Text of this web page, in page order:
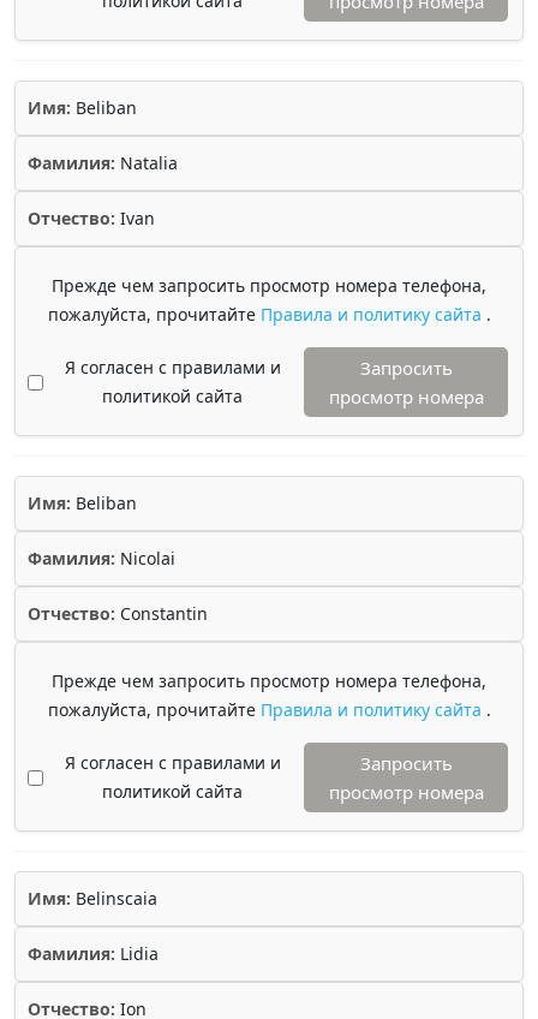
Имя: Beliban
Фамилия: Natalia
Отчество: Ivan
Прежде чем запросить просмотр номера телефона,
пожалуйста, прочитайте Правила и политику сайта .
Я согласен с правилами и
политикой сайта
Запросить
просмотр номера
Имя: Beliban
Фамилия: Nicolai
Отчество: Constantin
Прежде чем запросить просмотр номера телефона,
пожалуйста, прочитайте Правила и политику сайта .
Я согласен с правилами и
политикой сайта
Запросить
просмотр номера
Имя: Belinscaia
Фамилия: Lidia
Отчество: Ion